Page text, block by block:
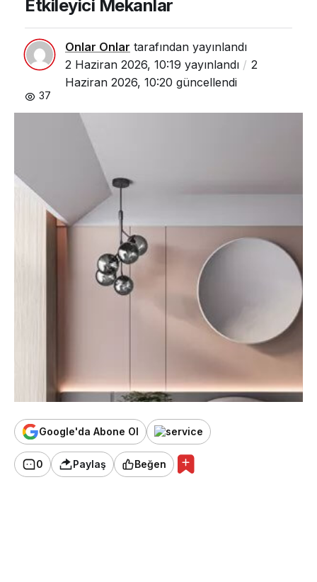
Etkileyici Mekanlar
Onlar Onlar tarafından yayınlandı
2 Haziran 2026, 10:19 yayınlandı
2
Haziran 2026, 10:20 güncellendi
37
Google'da Abone Ol
0 Paylaş Beğen